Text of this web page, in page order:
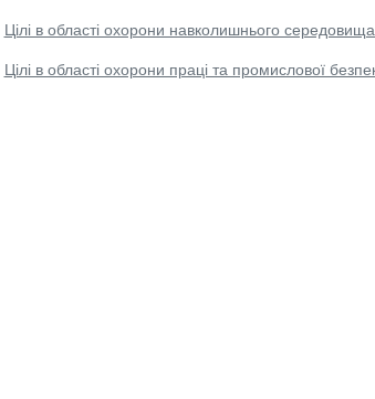
Цілі в області охорони навколишнього
Цілі в області охорони праці та промислової